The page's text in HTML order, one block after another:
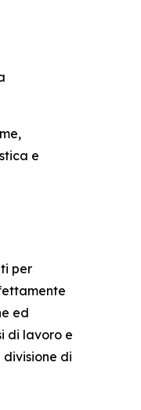
e
per
ed
di lavoro e
di